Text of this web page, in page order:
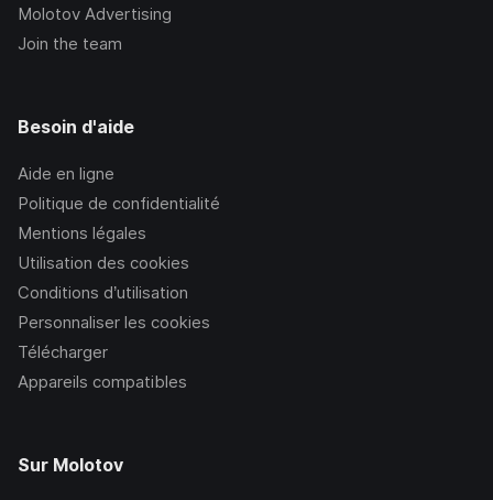
Molotov Advertising
Join the team
Besoin d'aide
Aide en ligne
Politique de confidentialité
Mentions légales
Utilisation des cookies
Conditions d’utilisation
Personnaliser les cookies
Télécharger
Appareils compatibles
Sur Molotov